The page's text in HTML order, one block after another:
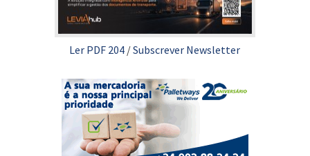
Ler PDF 204 /Subscrever Newsletter